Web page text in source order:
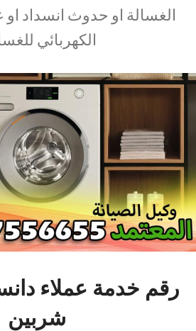
الغسالة او حدوث انسداد او
الكهربائي
رقم خدمة عملاء
شربين